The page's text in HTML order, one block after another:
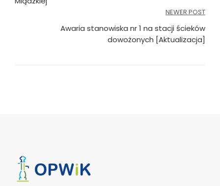
NEWER POST
Awaria stanowiska nr 1 na stacji ścieków
dowożonych [Aktualizacja]